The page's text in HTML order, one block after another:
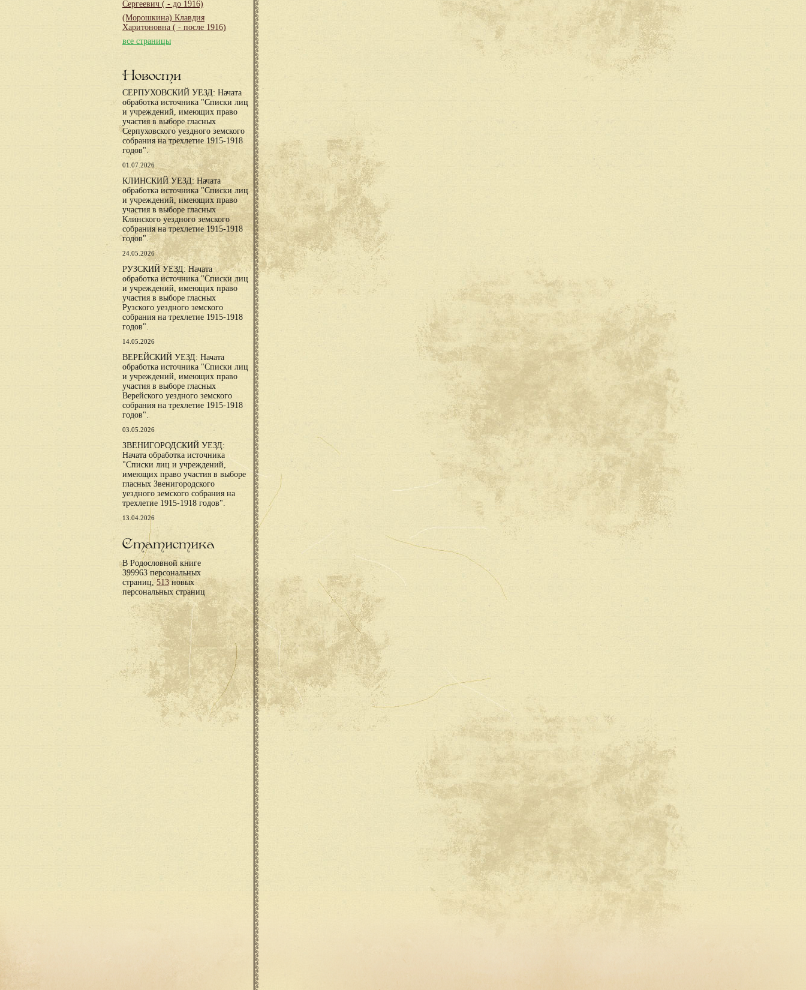
Сергеевич ( - до 1916)
(Морошкина) Клавдия
Харитоновна ( - после 1916)
все страницы
Новости
СЕРПУХОВСКИЙ УЕЗД: Начата
обработка источника "Списки лиц
и учреждений, имеющих право
участия в выборе гласных
Серпуховского уездного земского
собрания на трехлетие 1915-1918
годов".
01.07.2026
КЛИНСКИЙ УЕЗД: Начата
обработка источника "Списки лиц
и учреждений, имеющих право
участия в выборе гласных
Клинского уездного земского
собрания на трехлетие 1915-1918
годов".
24.05.2026
РУЗСКИЙ УЕЗД: Начата
обработка источника "Списки лиц
и учреждений, имеющих право
участия в выборе гласных
Рузского уездного земского
собрания на трехлетие 1915-1918
годов".
14.05.2026
ВЕРЕЙСКИЙ УЕЗД: Начата
обработка источника "Списки лиц
и учреждений, имеющих право
участия в выборе гласных
Верейского уездного земского
собрания на трехлетие 1915-1918
годов".
03.05.2026
ЗВЕНИГОРОДСКИЙ УЕЗД:
Начата обработка источника
"Списки лиц и учреждений,
имеющих право участия в выборе
гласных Звенигородского
уездного земского собрания на
трехлетие 1915-1918 годов".
13.04.2026
Статистика
В Родословной книге
399963 персональных
страниц,513новых
персональных страниц